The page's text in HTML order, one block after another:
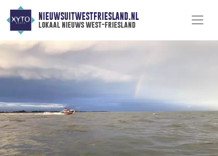
NIEUWSUITWESTFRIESLAND.NL
lokaal nieuws west-friesland